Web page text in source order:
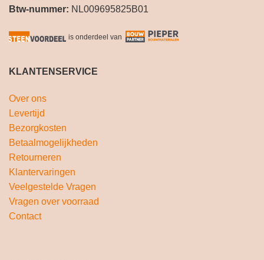
Btw-nummer: NL009695825B01
is onderdeel van
KLANTENSERVICE
Over ons
Levertijd
Bezorgkosten
Betaalmogelijkheden
Retourneren
Klantervaringen
Veelgestelde Vragen
Vragen over voorraad
Contact